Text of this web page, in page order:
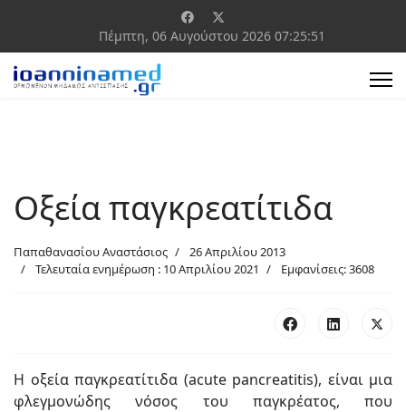
Πέμπτη, 06 Αυγούστου 2026 07:25:52
Οξεία παγκρεατίτιδα
Παπαθανασίου Αναστάσιος
26 Απριλίου 2013
Τελευταία ενημέρωση : 10 Απριλίου 2021
Εμφανίσεις: 3608
Η οξεία παγκρεατίτιδα (acute pancreatitis), είναι μια
φλεγμονώδης νόσος του παγκρέατος, που